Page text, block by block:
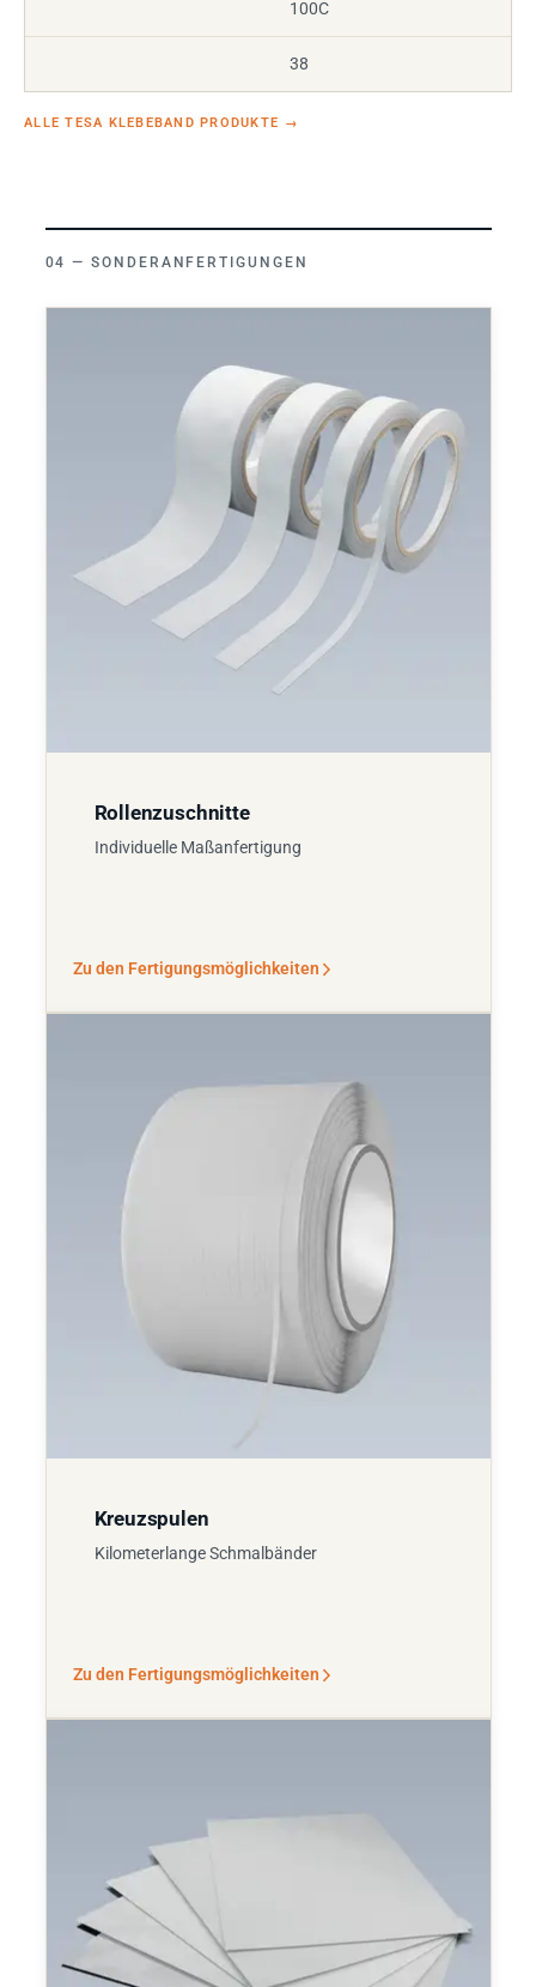
100C
38
ALLE TESA KLEBEBAND PRODUKTE →
SONDERANFERTIGUNGEN
Rollenzuschnitte
Individuelle Maßanfertigung
Zu den Fertigungsmöglichkeiten
Kreuzspulen
Kilometerlange Schmalbänder
Zu den Fertigungsmöglichkeiten